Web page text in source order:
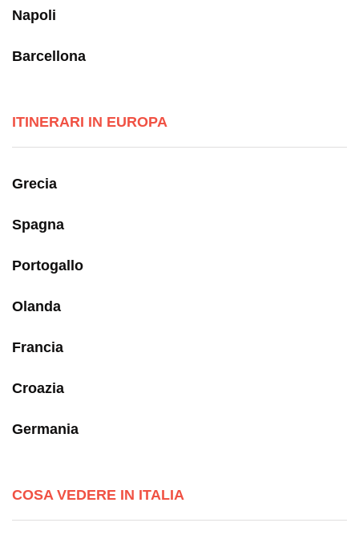
Napoli
Barcellona
ITINERARI IN EUROPA
Grecia
Spagna
Portogallo
Olanda
Francia
Croazia
Germania
COSA VEDERE IN ITALIA